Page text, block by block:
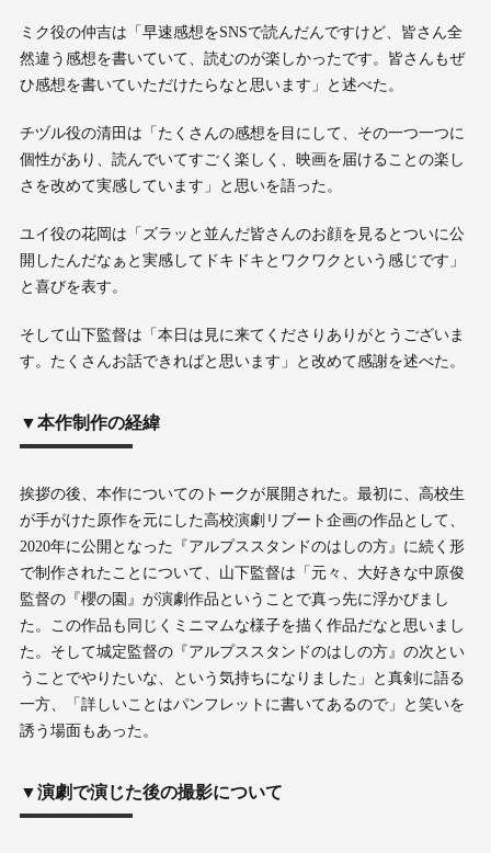
ミク役の仲吉は「早速感想をSNSで読んだんですけど、皆さん全
然違う感想を書いていて、読むのが楽しかったです。皆さんもぜ
ひ感想を書いていただけたらなと思います」と述べた。
チヅル役の清田は「たくさんの感想を目にして、その一つ一つに
個性があり、読んでいてすごく楽しく、映画を届けることの楽し
さを改めて実感しています」と思いを語った。
ユイ役の花岡は「ズラッと並んだ皆さんのお顔を見るとついに公
開したんだなぁと実感してドキドキとワクワクという感じです」
と喜びを表す。
そして山下監督は「本日は見に来てくださりありがとうございま
す。たくさんお話できればと思います」と改めて感謝を述べた。
▼本作制作の経緯
挨拶の後、本作についてのトークが展開された。最初に、高校生
が手がけた原作を元にした高校演劇リブート企画の作品として、
2020年に公開となった『アルプススタンドのはしの方』に続く形
で制作されたことについて、山下監督は「元々、大好きな中原俊
監督の『櫻の園』が演劇作品ということで真っ先に浮かびまし
た。この作品も同じくミニマムな様子を描く作品だなと思いまし
た。そして城定監督の『アルプススタンドのはしの方』の次とい
うことでやりたいな、という気持ちになりました」と真剣に語る
一方、「詳しいことはパンフレットに書いてあるので」と笑いを
誘う場面もあった。
▼演劇で演じた後の撮影について